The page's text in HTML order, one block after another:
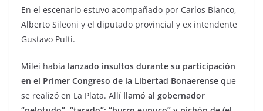
En el escenario estuvo acompañado por Carlos Bianco,
Alberto Sileoni y el diputado provincial y ex intendente
Gustavo Pulti.
Milei había lanzado insultos durante su participación
en el Primer Congreso de la Libertad Bonaerense que
se realizó en La Plata. Allí llamó al gobernador